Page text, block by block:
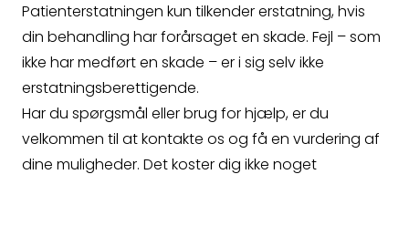
Patienterstatningen kun tilkender erstatning, hvis
din behandling har forårsaget en skade. Fejl – som
ikke har medført en skade – er i sig selv ikke
erstatningsberettigende.
Har du spørgsmål eller brug for hjælp, er du
velkommen til at kontakte os og få en vurdering af
dine muligheder. Det koster dig ikke noget